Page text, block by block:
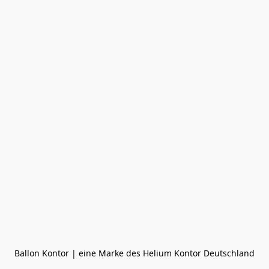
Ballon Kontor | eine Marke des Helium Kontor Deutschland